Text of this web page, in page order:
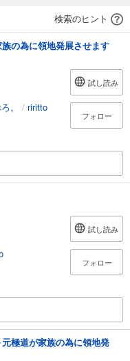
検索のヒント
の為に領地発展させます
。 / riritto
試し読み
フォロー
試し読み
フォロー
元極道が家族の為に領地発